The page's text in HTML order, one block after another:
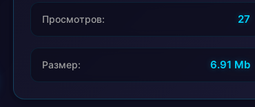
Просмотров: 27
Размер: 6.91 Mb